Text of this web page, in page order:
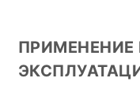
ПРИМЕНЕНИЕ